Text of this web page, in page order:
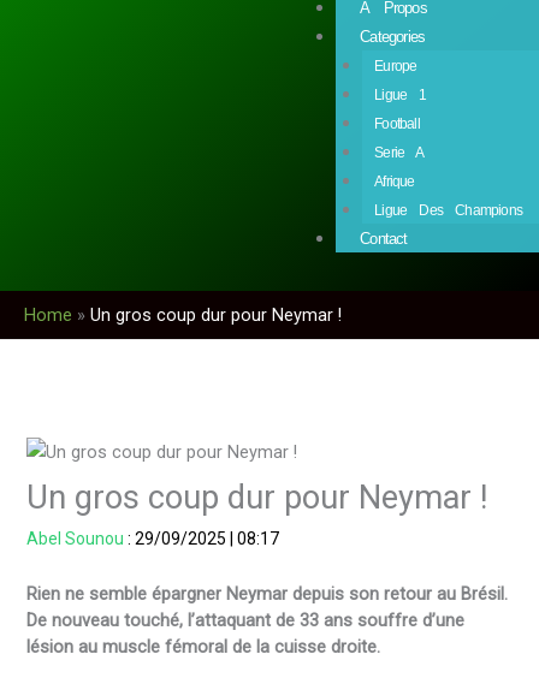
À Propos
Categories
Europe
Ligue 1
Football
Serie A
Afrique
Ligue Des Champions
Contact
Home » Un gros coup dur pour Neymar !
Un gros coup dur pour Neymar !
Abel Sounou :29/09/2025 |08:17
Rien ne semble épargner Neymar depuis son retour au Brésil.
De nouveau touché, l’attaquant de 33 ans souffre d’une
lésion au muscle fémoral de la cuisse droite.